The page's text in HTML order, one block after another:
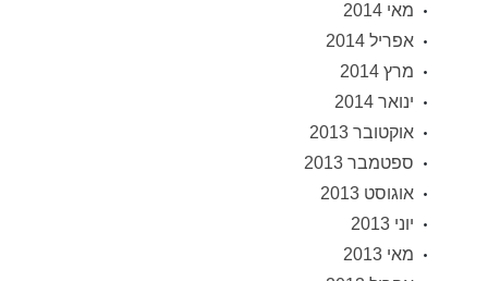
מאי 2014
אפריל 2014
מרץ 2014
ינואר 2014
אוקטובר 2013
ספטמבר 2013
אוגוסט 2013
יוני 2013
מאי 2013